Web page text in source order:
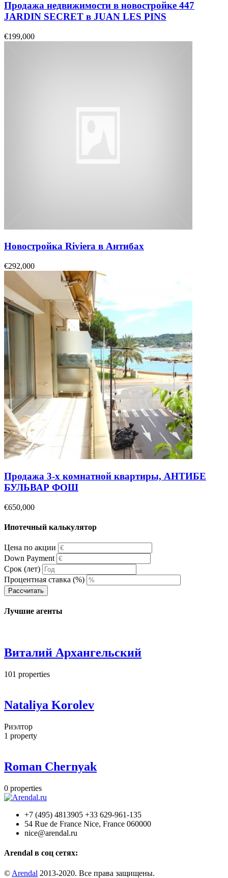
Продажа недвижимости в новостройке 447
JARDIN SECRET в JUAN LES PINS
€199,000
Новостройка Riviera в Антибах
€292,000
Продажа 3-х комнатной квартиры, АНТИБЕ
БУЛЬВАР ФОШ
€650,000
Ипотечный калькулятор
Цена по акции
Down Payment
Срок (лет)
Процентная ставка (%)
Рассчитать
Лучшие агенты
Виталий Архангельский
101 properties
Nataliya Korolev
Риэлтор
1 property
Roman Chernyak
0 properties
+7 (495) 4813905 +33 629-961-135
54 Rue de France Nice, France 060000
nice@arendal.ru
Arendal в соц сетях:
© Arendal 2013-2020. Все права защищены.